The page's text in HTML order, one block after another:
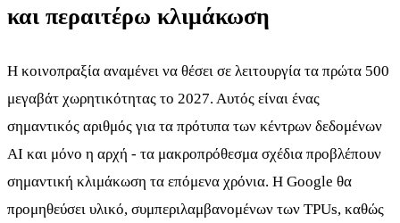
και περαιτέρω κλιμάκωση
Η κοινοπραξία αναμένει να θέσει σε λειτουργία τα πρώτα 500
μεγαβάτ χωρητικότητας το 2027. Αυτός είναι ένας
σημαντικός αριθμός για τα πρότυπα των κέντρων δεδομένων
AI και μόνο η αρχή - τα μακροπρόθεσμα σχέδια προβλέπουν
σημαντική κλιμάκωση τα επόμενα χρόνια. Η Google θα
προμηθεύσει υλικό, συμπεριλαμβανομένων των TPUs, καθώς